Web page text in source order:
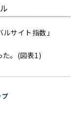
サイト指数」
た。(図表1)